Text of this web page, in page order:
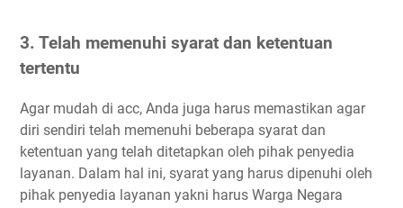
3. Telah memenuhi syarat dan ketentuan
tertentu
Agar mudah di acc, Anda juga harus memastikan agar
diri sendiri telah memenuhi beberapa syarat dan
ketentuan yang telah ditetapkan oleh pihak penyedia
layanan. Dalam hal ini, syarat yang harus dipenuhi oleh
pihak penyedia layanan yakni harus Warga Negara